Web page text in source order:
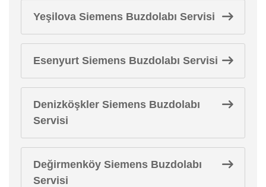
Yeşilova Siemens Buzdolabı Servisi
Esenyurt Siemens Buzdolabı Servisi
Denizköşkler Siemens Buzdolabı
Servisi
Değirmenköy Siemens Buzdolabı
Servisi